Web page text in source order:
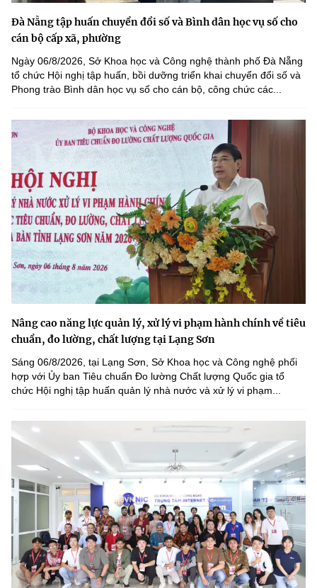
Đà Nẵng tập huấn chuyển đổi số và Bình dân học vụ số cho
cán bộ cấp xã, phường
Ngày 06/8/2026, Sở Khoa học và Công nghệ thành phố Đà Nẵng
tổ chức Hội nghị tập huấn, bồi dưỡng triển khai chuyển đổi số và
Phong trào Bình dân học vụ số cho cán bộ, công chức các...
Nâng cao năng lực quản lý, xử lý vi phạm hành chính về tiêu
chuẩn, đo lường, chất lượng tại Lạng Sơn
Sáng 06/8/2026, tại Lạng Sơn, Sở Khoa học và Công nghệ phối
hợp với Ủy ban Tiêu chuẩn Đo lường Chất lượng Quốc gia tổ
chức Hội nghị tập huấn quản lý nhà nước và xử lý vi phạm...